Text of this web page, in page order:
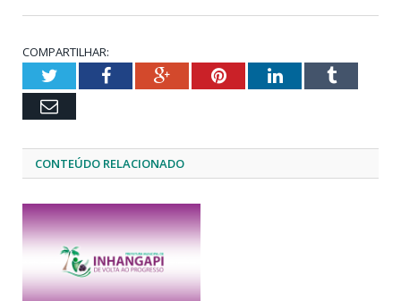
COMPARTILHAR:
TwitterFacebookGoogle+PinterestLinkedInTumblr
Email
CONTEÚDO RELACIONADO